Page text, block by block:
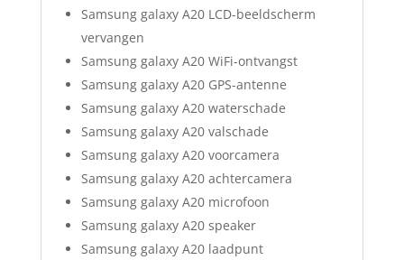
Samsung galaxy A20 LCD-beeldscherm
vervangen
Samsung galaxy A20 WiFi-ontvangst
Samsung galaxy A20 GPS-antenne
Samsung galaxy A20 waterschade
Samsung galaxy A20 valschade
Samsung galaxy A20 voorcamera
Samsung galaxy A20 achtercamera
Samsung galaxy A20 microfoon
Samsung galaxy A20 speaker
Samsung galaxy A20 laadpunt